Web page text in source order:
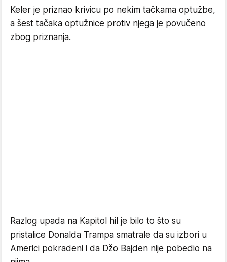
Keler je priznao krivicu po nekim tačkama optužbe,
a šest tačaka optužnice protiv njega je povučeno
zbog priznanja.
Razlog upada na Kapitol hil je bilo to što su
pristalice Donalda Trampa smatrale da su izbori u
Americi pokradeni i da Džo Bajden nije pobedio na